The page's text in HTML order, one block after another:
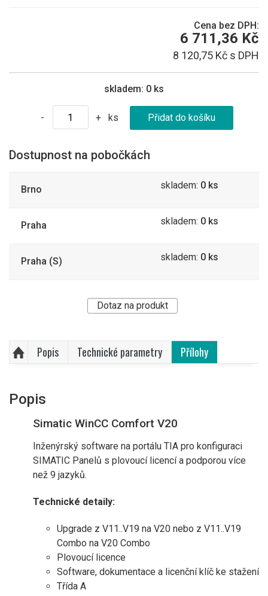
Cena bez DPH:
6 711,36 Kč
8 120,75 Kč s DPH
skladem: 0 ks
- + ks
Dostupnost na pobočkách
Brno skladem: 0 ks
Praha skladem: 0 ks
Praha (S) skladem: 0 ks
Dotaz na produkt
Popis Technické parametry Přílohy
Popis
Simatic WinCC Comfort V20
Inženýrský software na portálu TIA pro konfiguraci
SIMATIC Panelů s plovoucí licencí a podporou více
než 9 jazyků.
Technické detaily:
Upgrade z V11..V19 na V20 nebo z V11..V19
Combo na V20 Combo
Plovoucí licence
Software, dokumentace a licenční klíč ke stažení
Třída A